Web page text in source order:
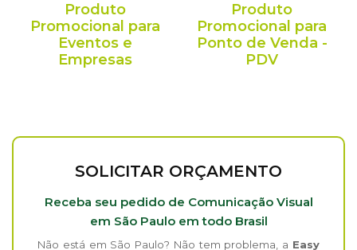
Produto
Promocional para
Eventos e
Empresas
Produto
Promocional para
Ponto de Venda -
PDV
SOLICITAR ORÇAMENTO
Receba seu pedido de Comunicação Visual
em São Paulo em todo Brasil
Não está em São Paulo? Não tem problema, a Easy